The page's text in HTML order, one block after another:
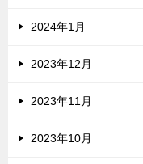
2024年1月
2023年12月
2023年11月
2023年10月